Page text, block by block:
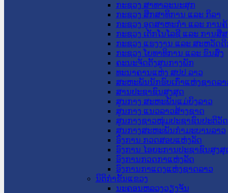
ກະຊວງ ສາທາລະນະສຸກ
ກະຊວງ ສຶກສາທິການ ແລະ ກິລາ
ກະຊວງ ອຸດສາຫະກຳ ແລະ ການຄ້
ກະຊວງ ເຕັກໂນໂລຊີ ແລະ ການສື່
ກະຊວງ ແຮງງານ ແລະ ສະຫວັດ
ກະຊວງ ໂຍທາທິການ ແລະ ຂົນສົ່ງ
ຄະນະຈັດຕັ້ງສູນກາງພັກ
ທະນາຄານແຫ່ງ ສປປ ລາວ
ສະຫະພັນນັກຮົບເກົ່າແຫ່ງຊາດລາ
ສານປະຊາຊົນສູງສຸດ
ສູນກາງ ສະຫະພັນແມ່ຍິງລາວ
ສູນກາງ ແນວລາວສ້າງຊາດ
ສູນກາງຊາວໜຸ່ມປະຊາຊົນປະຕິວັ
ສູນກາງສະຫະພັນກຳມະບານລາວ
ອົງການ ກວດສອບແຫ່ງລັດ
ອົງການ ໄອຍະການປະຊາຊົນສູງສຸ
ອົງການກວດກາແຫ່ງລັດ
ອົງການກາແດງແຫ່ງຊາດລາວ
ນິຕິກໍາຂັ້ນແຂວງ
ນະ​ຄອນ​ຫລວງວຽງຈັນ